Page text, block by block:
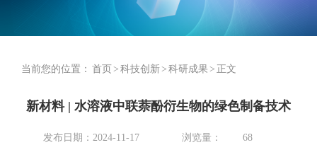
当前您的位置： 首页> 科技创新> 科研成果 > 正文
新材料 | 水溶液中联萘酚衍生物的绿色制备技术
发布日期：2024-11-17 浏览量： 68